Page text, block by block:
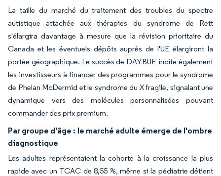
La taille du marché du traitement des troubles du spectre
autistique attachée aux thérapies du syndrome de Rett
s'élargira davantage à mesure que la révision prioritaire du
Canada et les éventuels dépôts auprès de l'UE élargiront la
portée géographique. Le succès de DAYBUE incite également
les investisseurs à financer des programmes pour le syndrome
de Phelan McDermid et le syndrome du X fragile, signalant une
dynamique vers des molécules personnalisées pouvant
commander des prix premium.
Par groupe d'âge : le marché adulte émerge de l'ombre
diagnostique
Les adultes représentaient la cohorte à la croissance la plus
rapide avec un TCAC de 8,55 %, même si la pédiatrie détient